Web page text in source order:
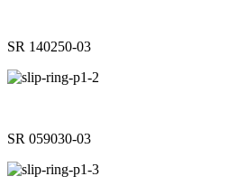
SR 140250-03
SR 059030-03